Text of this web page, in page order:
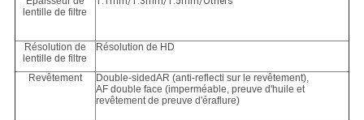
lentille de filtre
Résolution de
lentille de filtre
Résolution de HD
Revêtement
Double-sidedAR (anti-reflecti sur le revêtement),
AF double face (imperméable, preuve d'huile et
revêtement de preuve d'éraflure)